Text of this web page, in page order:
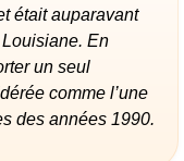
était auparavant
En
un seul
comme l’une
des années 1990.